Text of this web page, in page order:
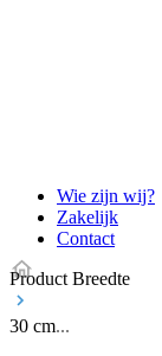
Wie zijn wij?
Zakelijk
Contact
Product Breedte
30 cm